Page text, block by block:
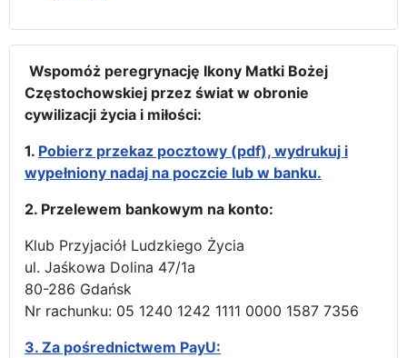
Wspomóż peregrynację Ikony Matki Bożej
Częstochowskiej przez świat w obronie
cywilizacji życia i miłości:
1. Pobierz przekaz pocztowy (pdf), wydrukuj i
wypełniony nadaj na poczcie lub w banku.
2. Przelewem bankowym na konto:
Klub Przyjaciół Ludzkiego Życia
ul. Jaśkowa Dolina 47/1a
80-286 Gdańsk
Nr rachunku: 05 1240 1242 1111 0000 1587 7356
3. Za pośrednictwem PayU: